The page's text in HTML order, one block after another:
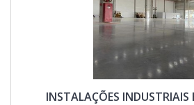
INSTALAÇÕES INDUSTRIAIS